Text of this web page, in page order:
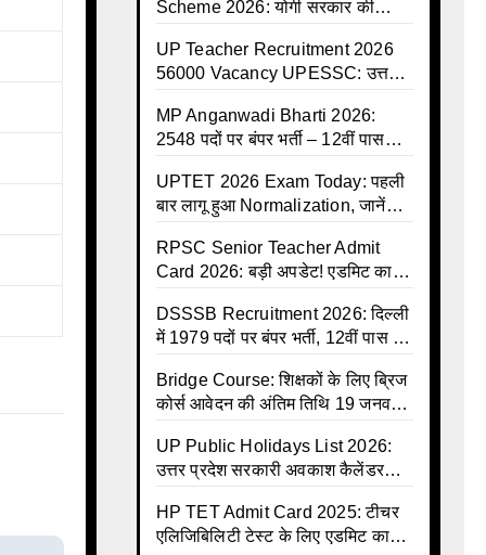
Scheme 2026: योगी सरकार की
इलाज शुरू
UP Teacher Recruitment 2026
56000 Vacancy UPESSC: उत्तर
की बंपर भर्ती की तैयारी, अगस्त में आ
सकता है विज्ञापन
MP Anganwadi Bharti 2026:
2548 पदों पर बंपर भर्ती – 12वीं पास
Apply Online
UPTET 2026 Exam Today: पहली
बार लागू हुआ Normalization, जानें
क्या होगा फायदा
RPSC Senior Teacher Admit
Card 2026: बड़ी अपडेट! एडमिट कार्ड
जरूरी निर्देश
DSSSB Recruitment 2026: दिल्ली
में 1979 पदों पर बंपर भर्ती, 12वीं पास के
तक
Bridge Course: शिक्षकों के लिए ब्रिज
कोर्स आवेदन की अंतिम तिथि 19 जनवरी
UP Public Holidays List 2026:
उत्तर प्रदेश सरकारी अवकाश कैलेंडर
डाउनलोड करें | Up Avkash Talika |
up government avkash talika |
HP TET Admit Card 2025: टीचर
एलिजिबिलिटी टेस्ट के लिए एडमिट कार्ड